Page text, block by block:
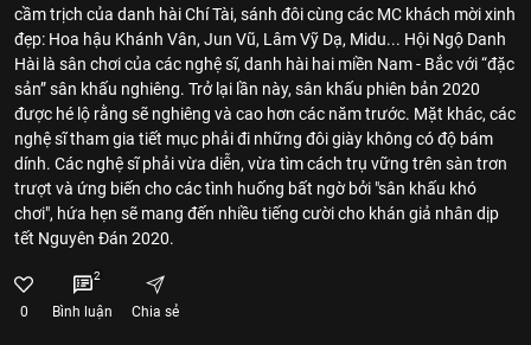
cầm trịch của danh hài Chí Tài, sánh đôi cùng các MC khách mời xinh
đẹp: Hoa hậu Khánh Vân, Jun Vũ, Lâm Vỹ Dạ, Midu... Hội Ngộ Danh
Hài là sân chơi của các nghệ sĩ, danh hài hai miền Nam - Bắc với “đặc
sản” sân khấu nghiêng. Trở lại lần này, sân khấu phiên bản 2020
được hé lộ rằng sẽ nghiêng và cao hơn các năm trước. Mặt khác, các
nghệ sĩ tham gia tiết mục phải đi những đôi giày không có độ bám
dính. Các nghệ sĩ phải vừa diễn, vừa tìm cách trụ vững trên sàn trơn
trượt và ứng biến cho các tình huống bất ngờ bởi "sân khấu khó
chơi", hứa hẹn sẽ mang đến nhiều tiếng cười cho khán giả nhân dịp
tết Nguyên Đán 2020.
0
2
Bình luận Chia sẻ